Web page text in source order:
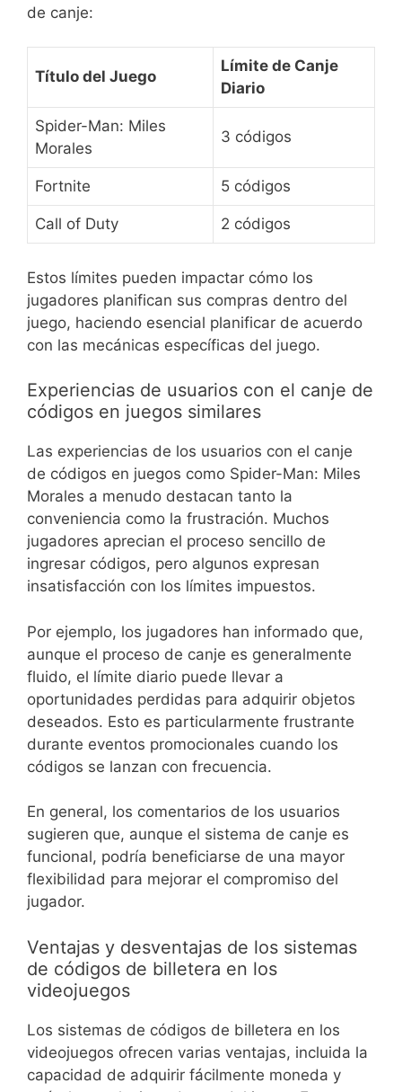
de canje:
Título del Juego
Límite de Canje
Diario
Spider-Man: Miles
Morales
3 códigos
Fortnite 5 códigos
Call of Duty 2 códigos
Estos límites pueden impactar cómo los
jugadores planifican sus compras dentro del
juego, haciendo esencial planificar de acuerdo
con las mecánicas específicas del juego.
Experiencias de usuarios con el canje de
códigos en juegos similares
Las experiencias de los usuarios con el canje
de códigos en juegos como Spider-Man: Miles
Morales a menudo destacan tanto la
conveniencia como la frustración. Muchos
jugadores aprecian el proceso sencillo de
ingresar códigos, pero algunos expresan
insatisfacción con los límites impuestos.
Por ejemplo, los jugadores han informado que,
aunque el proceso de canje es generalmente
fluido, el límite diario puede llevar a
oportunidades perdidas para adquirir objetos
deseados. Esto es particularmente frustrante
durante eventos promocionales cuando los
códigos se lanzan con frecuencia.
En general, los comentarios de los usuarios
sugieren que, aunque el sistema de canje es
funcional, podría beneficiarse de una mayor
flexibilidad para mejorar el compromiso del
jugador.
Ventajas y desventajas de los sistemas
de códigos de billetera en los
videojuegos
Los sistemas de códigos de billetera en los
videojuegos ofrecen varias ventajas, incluida la
capacidad de adquirir fácilmente moneda y